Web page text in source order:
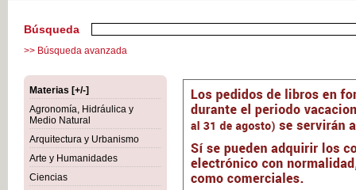
Búsqueda
>> Búsqueda avanzada
Materias [+/-]
Agronomía, Hidráulica y
Medio Natural
Arquitectura y Urbanismo
Arte y Humanidades
Ciencias